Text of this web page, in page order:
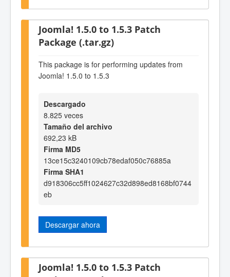
Joomla! 1.5.0 to 1.5.3 Patch
Package (.tar.gz)
This package is for performing updates from
Joomla! 1.5.0 to 1.5.3
Descargado
8.825 veces
Tamaño del archivo
692,23 kB
Firma MD5
13ce15c3240109cb78edaf050c76885a
Firma SHA1
d918306cc5ff1024627c32d898ed8168bf0744
eb
Descargar ahora
Joomla! 1.5.0 to 1.5.3 Patch